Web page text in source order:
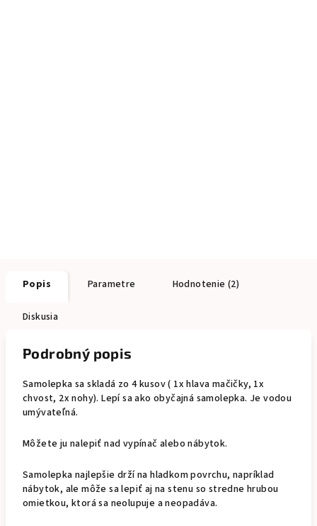
Popis Parametre Hodnotenie (2)
Diskusia
Podrobný popis
Samolepka sa skladá zo 4 kusov ( 1x hlava mačičky, 1x
chvost, 2x nohy). Lepí sa ako obyčajná samolepka. Je vodou
umývateľná.
Môžete ju nalepiť nad vypínač alebo nábytok.
Samolepka najlepšie drží na hladkom povrchu, napríklad
nábytok, ale môže sa lepiť aj na stenu so stredne hrubou
omietkou, ktorá sa neolupuje a neopadáva.